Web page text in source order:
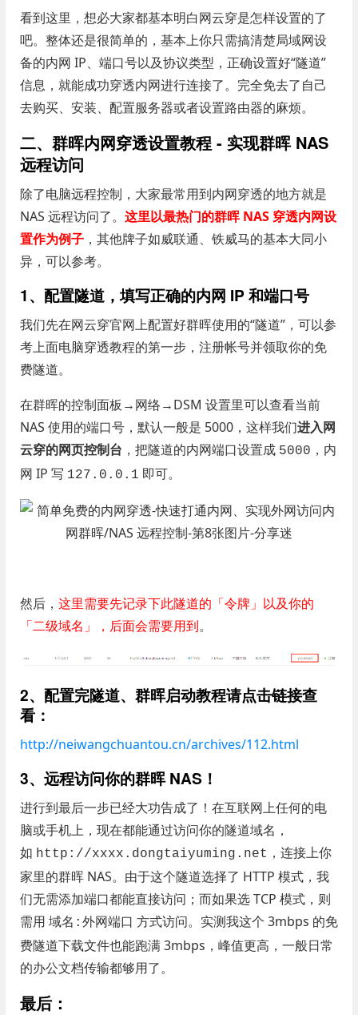
看到这里，想必大家都基本明白网云穿是怎样设置的了
吧。整体还是很简单的，基本上你只需搞清楚局域网设
备的内网 IP、端口号以及协议类型，正确设置好“隧道”
信息，就能成功穿透内网进行连接了。完全免去了自己
去购买、安装、配置服务器或者设置路由器的麻烦。
二、群晖内网穿透设置教程 - 实现群晖 NAS
远程访问
除了电脑远程控制，大家最常用到内网穿透的地方就是
NAS 远程访问了。 这里以最热门的群晖 NAS 穿透内网设
置作为例子，其他牌子如威联通、铁威马的基本大同小
异，可以参考。
1、配置隧道，填写正确的内网 IP 和端口号
我们先在网云穿官网上配置好群晖使用的“隧道”，可以参
考上面电脑穿透教程的第一步，注册帐号并领取你的免
费隧道。
在群晖的控制面板→网络→DSM 设置里可以查看当前
NAS 使用的端口号，默认一般是 5000，这样我们进入网
云穿的网页控制台 ，把隧道的内网端口设置成 5000 ，内
网 IP 写 127.0.0.1 即可。
然后， 这里需要先记录下此隧道的「令牌」以及你的
「二级域名」，后面会需要用到。
2、配置完隧道、群晖启动教程请点击链接查
看：
http://neiwangchuantou.cn/archives/112.html
3、远程访问你的群晖 NAS！
进行到最后一步已经大功告成了！在互联网上任何的电
脑或手机上，现在都能通过访问你的隧道域名，
如 http://xxxx.dongtaiyuming.net ，连接上你
家里的群晖 NAS。由于这个隧道选择了 HTTP 模式，我
们无需添加端口都能直接访问；而如果选 TCP 模式，则
需用 域名:外网端口 方式访问。实测我这个 3mbps 的免
费隧道下载文件也能跑满 3mbps，峰值更高，一般日常
的办公文档传输都够用了。
最后：